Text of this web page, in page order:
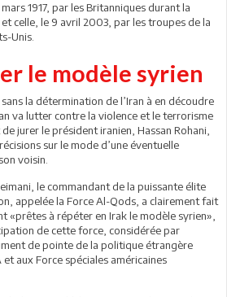
1917, par les Britanniques durant la
celle, le 9 avril 2003, par les troupes de la
Unis.
le modèle syrien
la détermination de l’Iran à en découdre
va lutter contre la violence et le terrorisme
jurer le président iranien, Hassan Rohani,
sur le mode d’une éventuelle
voisin.
le commandant de la puissante élite
appelée la Force Al-Qods, a clairement fait
«prêtes à répéter en Irak le modèle syrien»,
de cette force, considérée par
de pointe de la politique étrangère
aux Force spéciales américaines